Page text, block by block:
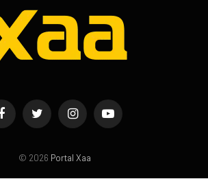
FacebookTwitter InstagramYouTube
© 2026 Portal Xaa